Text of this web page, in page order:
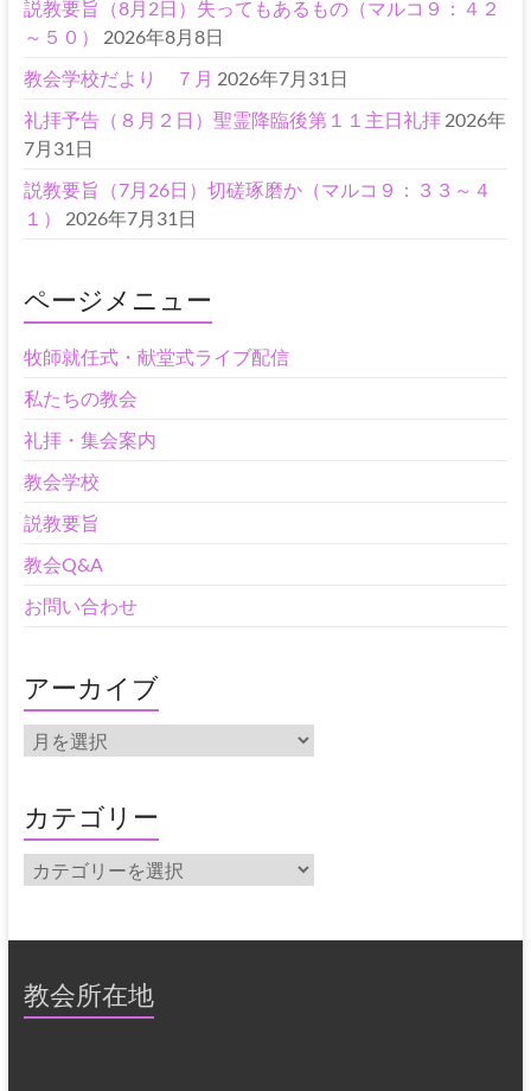
説教要旨（8月2日）失ってもあるもの（マルコ９：４２
～５０）
2026年8月8日
教会学校だより ７月 2026年7月31日
礼拝予告（８月２日）聖霊降臨後第１１主日礼拝 2026年
7月31日
説教要旨（7月26日）切磋琢磨か（マルコ９：３３～４
１）
2026年7月31日
ページメニュー
牧師就任式・献堂式ライブ配信
私たちの教会
礼拝・集会案内
教会学校
説教要旨
教会Q&A
お問い合わせ
アーカイブ
ア
ー
イ
ブ
カテゴリー
カ
テ
リ
教会所在地